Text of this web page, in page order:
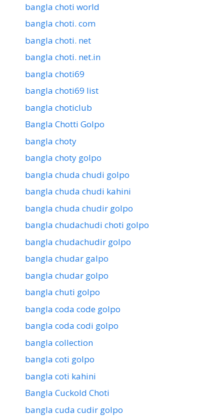
bangla choti world
bangla choti. com
bangla choti. net
bangla choti. net.in
bangla choti69
bangla choti69 list
bangla choticlub
Bangla Chotti Golpo
bangla choty
bangla choty golpo
bangla chuda chudi golpo
bangla chuda chudi kahini
bangla chuda chudir golpo
bangla chudachudi choti golpo
bangla chudachudir golpo
bangla chudar galpo
bangla chudar golpo
bangla chuti golpo
bangla coda code golpo
bangla coda codi golpo
bangla collection
bangla coti golpo
bangla coti kahini
Bangla Cuckold Choti
bangla cuda cudir golpo